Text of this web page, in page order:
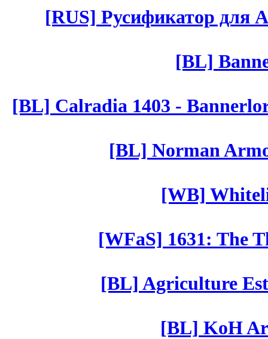
[RUS] Русификатор для
[BL]
[BL] Calradia 1403 -
[BL] Norman
[WB]
[WFaS] 1631: The
[BL] Agriculture
[BL] KoH